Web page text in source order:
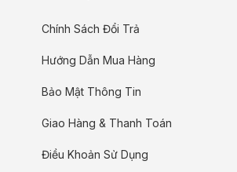
Chính Sách Đổi Trả
Hướng Dẫn Mua Hàng
Bảo Mật Thông Tin
Giao Hàng & Thanh Toán
Điều Khoản Sử Dụng